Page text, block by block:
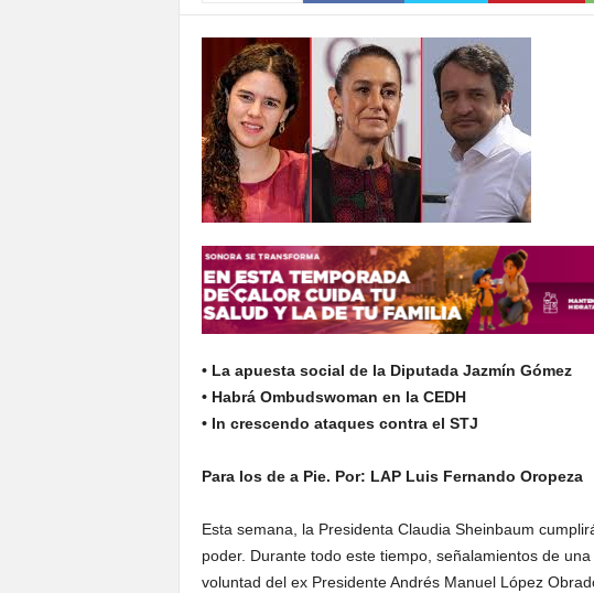
• La apuesta social de la Diputada Jazmín Gómez
• Habrá Ombudswoman en la CEDH
• In crescendo ataques contra el STJ
Para los de a Pie. Por: LAP Luis Fernando Oropeza
Esta semana, la Presidenta Claudia Sheinbaum
poder. Durante todo este tiempo, señalamientos de
voluntad del ex Presidente Andrés Manuel López